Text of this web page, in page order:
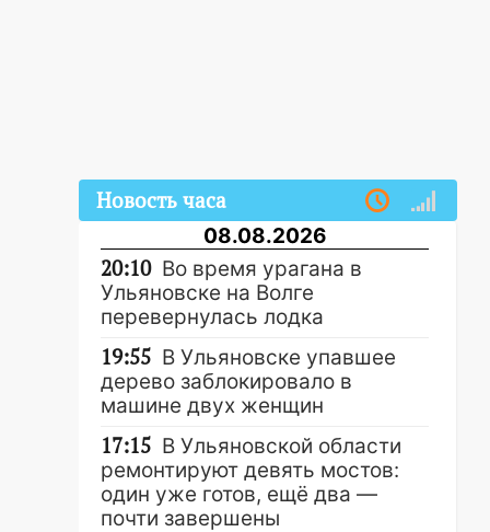
Новость часа
08.08.2026
20:10 Во время урагана в
Ульяновске на Волге
перевернулась лодка
19:55 В Ульяновске упавшее
дерево заблокировало в
машине двух женщин
17:15 В Ульяновской области
ремонтируют девять мостов:
один уже готов, ещё два —
почти завершены